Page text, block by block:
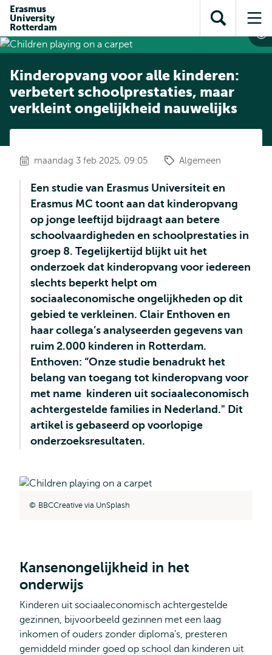
inhoud
Direct naar
subnavigatie
Erasmus
University
Rotterdam
Toon
zoekveld
Kinderopvang voor alle kinderen:
verbetert schoolprestaties, maar
verkleint ongelijkheid nauwelijks
maandag 3 feb 2025, 09:05 Algemeen
Een studie van Erasmus Universiteit en
Erasmus MC toont aan dat kinderopvang
op jonge leeftijd bijdraagt aan betere
schoolvaardigheden en schoolprestaties in
groep 8. Tegelijkertijd blijkt uit het
onderzoek dat kinderopvang voor iedereen
slechts beperkt helpt om
sociaaleconomische ongelijkheden op dit
gebied te verkleinen. Clair Enthoven en
haar collega’s analyseerden gegevens van
ruim 2.000 kinderen in Rotterdam.
Enthoven: “Onze studie benadrukt het
belang van toegang tot kinderopvang voor
met name kinderen uit sociaaleconomisch
achtergestelde families in Nederland." Dit
artikel is gebaseerd op voorlopige
onderzoeksresultaten.
BBCCreative via UnSplash
Kansenongelijkheid in het
onderwijs
Kinderen uit sociaaleconomisch achtergestelde
gezinnen, bijvoorbeeld gezinnen met een laag
inkomen of ouders zonder diploma’s, presteren
gemiddeld minder goed op school dan kinderen uit